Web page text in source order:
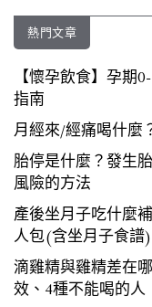
熱門文章
【懷孕飲食】孕期
指南
月經來/經痛喝什麼
胎停是什麼？發生
風險的方法
產後坐月子吃什麼
人包(含坐月子食譜)
滴雞精與雞精差在
效、4種不能喝的人